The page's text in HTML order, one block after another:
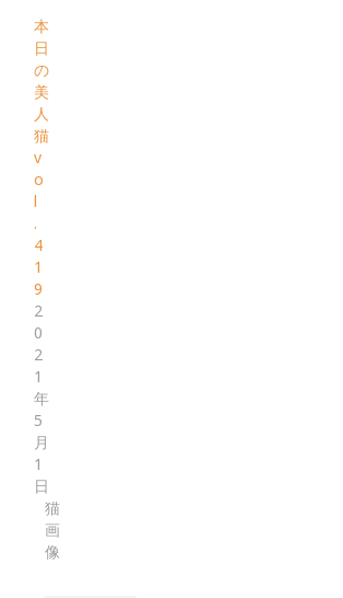
本
日
の
美
人
猫
v
o
l
.
4
1
9
2
0
2
1
年
5
月
1
日
猫
画
像